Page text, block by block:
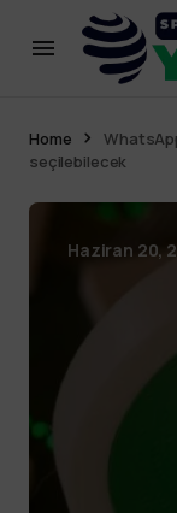
Home
seçilebilecek
Haziran 20,